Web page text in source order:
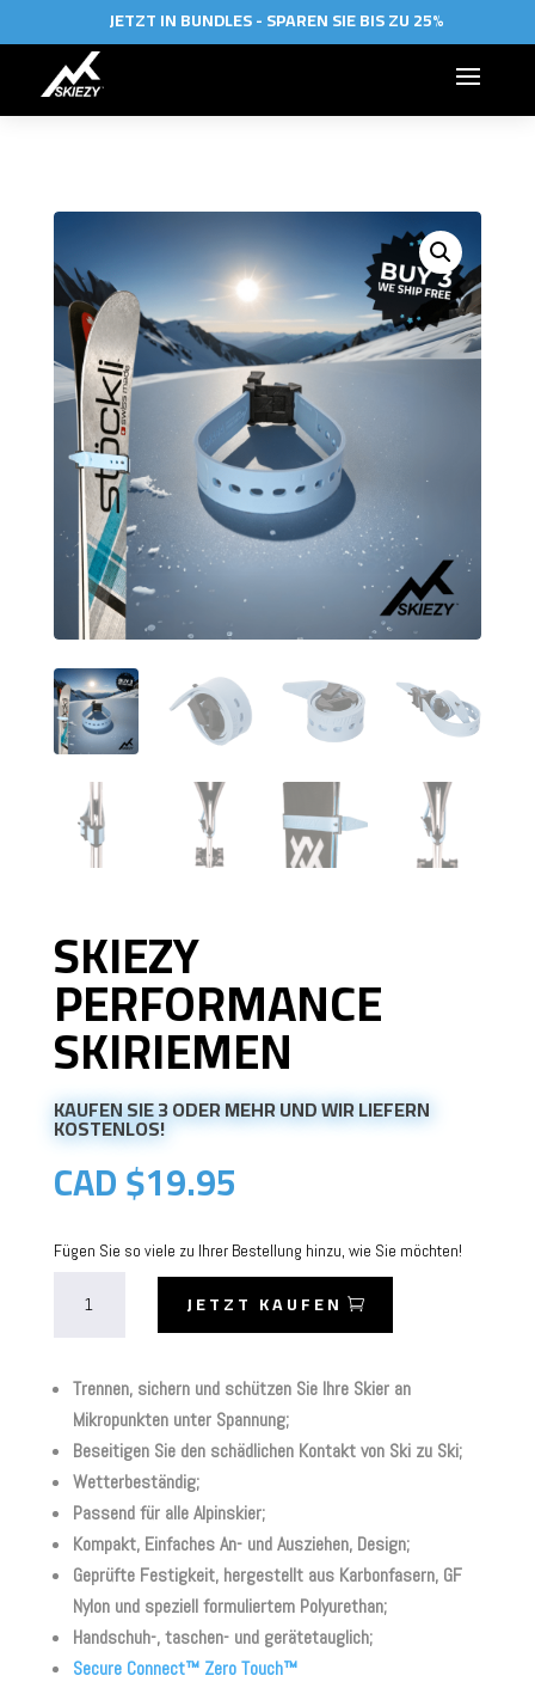
JETZT IN BUNDLES - SPAREN SIE BIS ZU 25%
SKIEZY
PERFORMANCE
SKIRIEMEN
KAUFEN SIE 3 ODER MEHR UND WIR LIEFERN
KOSTENLOS!
CAD $19.95
Fügen Sie so viele zu Ihrer Bestellung hinzu, wie Sie möchten!
Performance
Menge
JETZT KAUFEN
Trennen, sichern und schützen Sie Ihre Skier an
Mikropunkten unter Spannung;
Beseitigen Sie den schädlichen Kontakt von Ski zu Ski;
Wetterbeständig;
Passend für alle Alpinskier;
Kompakt, Einfaches An- und Ausziehen, Design;
Geprüfte Festigkeit, hergestellt aus Karbonfasern, GF
Nylon und speziell formuliertem Polyurethan;
Handschuh-, taschen- und gerätetauglich;
Secure Connect™ Zero Touch™